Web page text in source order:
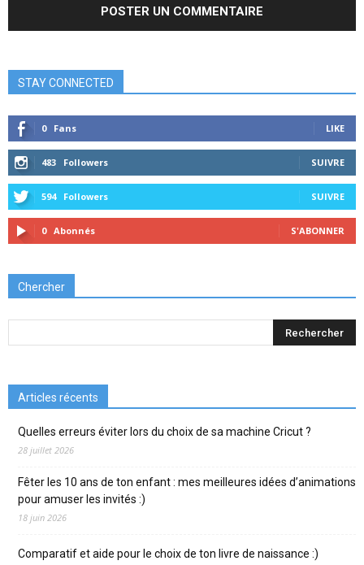
STAY CONNECTED
0 Fans LIKE
483 Followers SUIVRE
594 Followers SUIVRE
0 Abonnés S'ABONNER
Chercher
Articles récents
Quelles erreurs éviter lors du choix de sa machine Cricut ?
28 juillet 2026
Fêter les 10 ans de ton enfant : mes meilleures idées d’animations
pour amuser les invités :)
18 juin 2026
Comparatif et aide pour le choix de ton livre de naissance :)